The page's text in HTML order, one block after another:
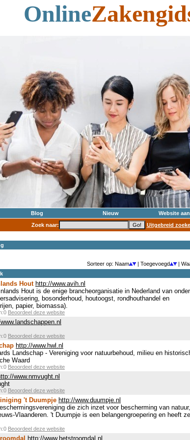
Online
Blog Nieuw Website
Zoek naar:
Uitgebreid
Sorteer op: Naam | Toegevoegd
|
Hout http://www.avih.nl
Hout is de enige brancheorganisatie in Nederland van
bosonderhoud, houtoogst, rondhouthandel en
papier, biomassa).
Beoordeel deze website
Beoordeel deze website
http://www.hwl.nl
Landschap - Vereniging voor natuurbehoud, milieu en
Waard
Beoordeel deze website
www.nmvught.nl
Beoordeel deze website
't Duumpje http://www.duumpje.nl
die zich inzet voor bescherming van
Vlaanderen. 't Duumpje is een belangengroepering en heeft
Beoordeel deze website
http://www.hetstroomdal.nl